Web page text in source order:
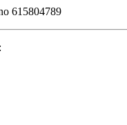
615804789